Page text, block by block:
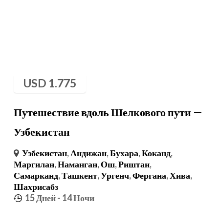
USD 1.775
Путешествие вдоль Шелкового пути —
Узбекистан
Узбекистан,Андижан,Бухара,Коканд,
Маргилан,Наманган,Ош,Риштан,
Самарканд,Ташкент,Ургенч,Фергана,Хива,
Шахрисабз
15 Дней- 14 Ночи